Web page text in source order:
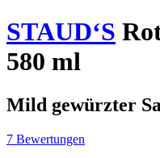
STAUD‘S
580 ml
Mild gewürzter
7 Bewertungen